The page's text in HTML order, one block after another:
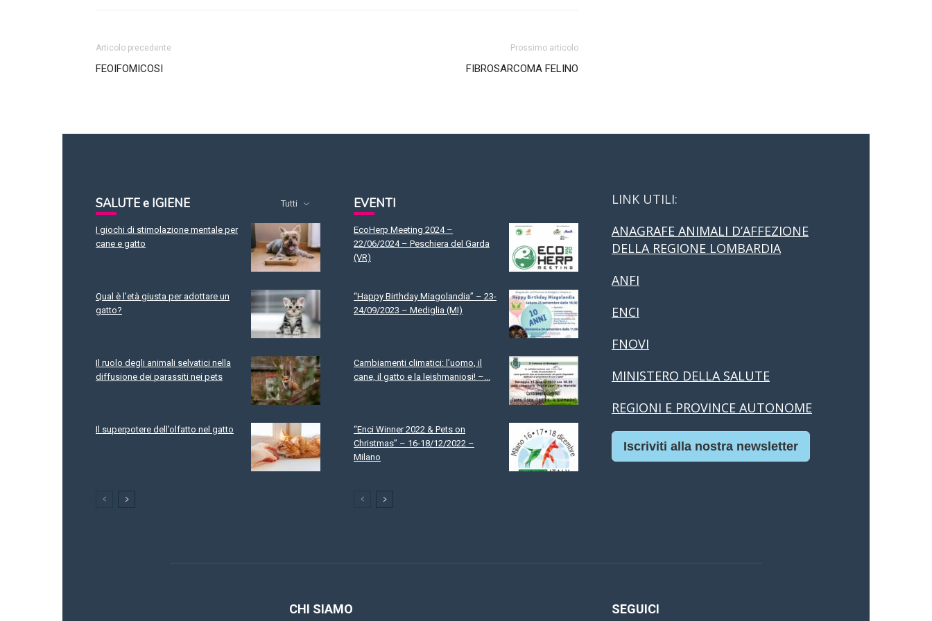
Articolo precedente
FEOIFOMICOSI
Prossimo articolo
FIBROSARCOMA FELINO
SALUTE e IGIENE Tutti
I giochi di stimolazione mentale per
cane e gatto
Qual è l’età giusta per adottare un
gatto?
Il ruolo degli animali selvatici nella
diffusione dei parassiti nei pets
Il superpotere dell’olfatto nel gatto
EVENTI
EcoHerp Meeting 2024 –
22/06/2024 – Peschiera del Garda
(VR)
“Happy Birthday Miagolandia” – 23-
24/09/2023 – Mediglia (MI)
Cambiamenti climatici: l’uomo, il
cane, il gatto e la leishmaniosi! –...
“Enci Winner 2022 & Pets on
Christmas” – 16-18/12/2022 –
Milano
LINK UTILI:
ANAGRAFE ANIMALI D’AFFEZIONE
DELLA REGIONE LOMBARDIA
ANFI
ENCI
FNOVI
MINISTERO DELLA SALUTE
REGIONI E PROVINCE AUTONOME
Iscriviti alla nostra newsletter
CHI SIAMO SEGUICI